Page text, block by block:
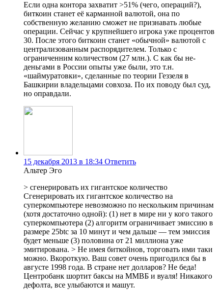
Если одна контора захватит >51% (чего, операций?),
биткоин станет её карманной валютой, она по
собственную желанию сможет не признавать любые
операции. Сейчас у крупнейшего игрока уже процентов
30. После этого биткоин станет «обычной» валютой с
централизованным распорядителем. Только с
ограниченним количеством (27 млн.). С как бы не-
деньгами в России опыты уже были, это т.н.
«шаймуратовки», сделанные по теории Геззеля в
Башкирии владельцами совхоза. По их поводу был суд,
но оправдали.
15 декабря 2013 в 18:34 Ответить
Альтер Эго
> сгенерировать их гигантское количество
Сгенерировать их гигантское количество на
суперкомпьютере невозможно по нескольким причинам
(хотя достаточно одной): (1) нет в мире ни у кого такого
суперкомпьютера (2) алгоритм ограничивает эмиссию в
размере 25btc за 10 минут и чем дальше — тем эмиссия
будет меньше (3) половина от 21 миллиона уже
эмитирована. > Не имея биткойнов, торговать ими таки
можно. Вкороткую. Ваш совет очень пригодился бы в
августе 1998 года. В стране нет долларов? Не беда!
Центробанк шортит баксы на ММВБ и вуаля! Никакого
дефолта, все улыбаются и машут.